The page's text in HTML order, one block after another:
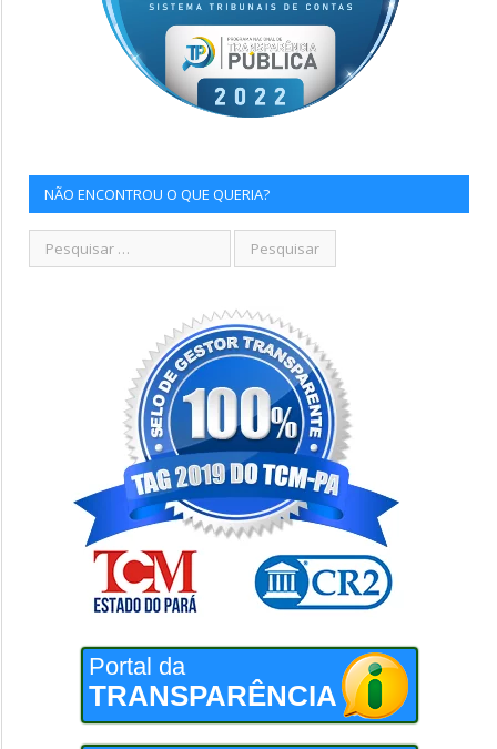
NÃO ENCONTROU O QUE QUERIA?
Portal da
TRANSPARÊNCIA